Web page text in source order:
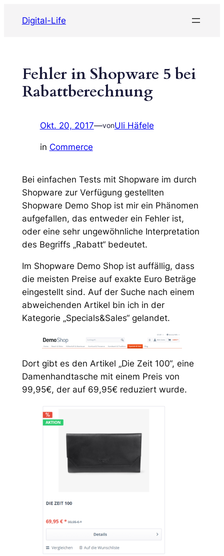
InhaltDigital-Life
Fehler in Shopware 5 bei
Rabattberechnung
Okt. 20, 2017—vonUli Häfele
in Commerce
Bei einfachen Tests mit Shopware im durch
Shopware zur Verfügung gestellten
Shopware Demo Shop ist mir ein Phänomen
aufgefallen, das entweder ein Fehler ist,
oder eine sehr ungewöhnliche Interpretation
des Begriffs „Rabatt“ bedeutet.
Im Shopware Demo Shop ist auffällig, dass
die meisten Preise auf exakte Euro Beträge
eingestellt sind. Auf der Suche nach einem
abweichenden Artikel bin ich in der
Kategorie „Specials&Sales“ gelandet.
Dort gibt es den Artikel „Die Zeit 100“, eine
Damenhandtasche mit einem Preis von
99,95€, der auf 69,95€ reduziert wurde.